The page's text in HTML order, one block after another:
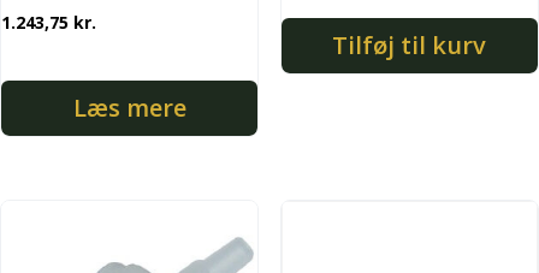
1.243,75 kr.
Læs mere
Tilføj til kurv